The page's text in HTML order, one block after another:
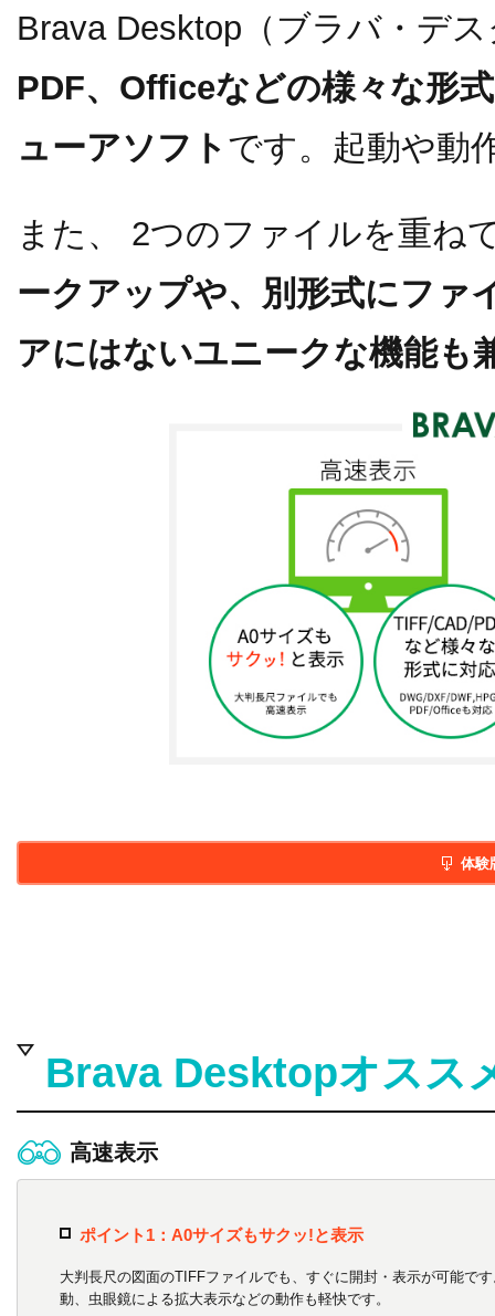
Brava Desktop（ブラバ・デ
PDF、Officeなどの様々な形
ューアソフト です。起動や動
また、 2つのファイルを重ね
ークアップや、別形式にファ
アにはないユニークな機能も
体験
Brava Desktopオスス
高速表示
ポイント1：A0サイズもサクッ!と表示
大判長尺の図面のTIFFファイルでも、すぐに開封・表示が可能で
動、虫眼鏡による拡大表示などの動作も軽快です。